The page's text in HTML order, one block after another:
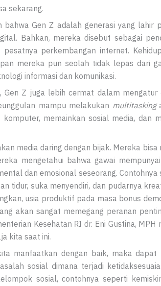
sekarang.
bahwa Gen Z adalah generasi yang lahir
Bahkan, mereka disebut sebagai
perkembangan internet.
mereka pun seolah tidak lepas dari
informasi dan komunikasi.
Z juga lebih cermat dalam
mampu melakukan multitasking
memainkan sosial media, dan
media daring dengan bijak. Mereka
mengetahui bahwa gawai
dan emosional seseorang.
tidur, suka menyendiri, dan pudarnya
usia produktif pada masa bonus
akan sangat memegang peranan
Kesehatan RI dr. Eni Gustina,
kita saat ini.
manfaatkan dengan baik, maka
sosial dimana terjadi
sosial, contohnya seperti